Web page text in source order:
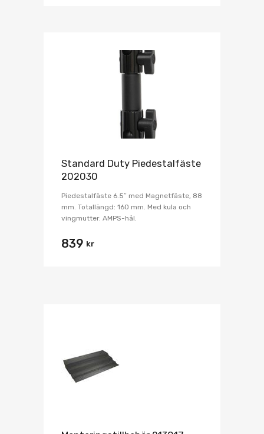
Standard Duty Piedestalfäste
202030
Piedestalfäste 6.5″ med Magnetfäste, 88
mm. Totallängd: 160 mm. Med kula och
vingmutter. AMPS-hål.
839 kr